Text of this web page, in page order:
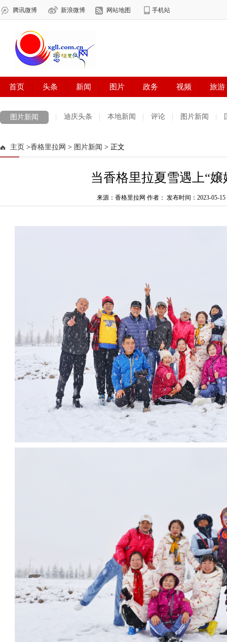
图片新闻 迪庆头条 本地新闻 评论 图片新闻
主页 >香格里拉网 > 图片新闻 > 正文
当香格里拉夏雪遇上“嬢
来源：香格里拉网 作者： 发布时间：2023-05-15